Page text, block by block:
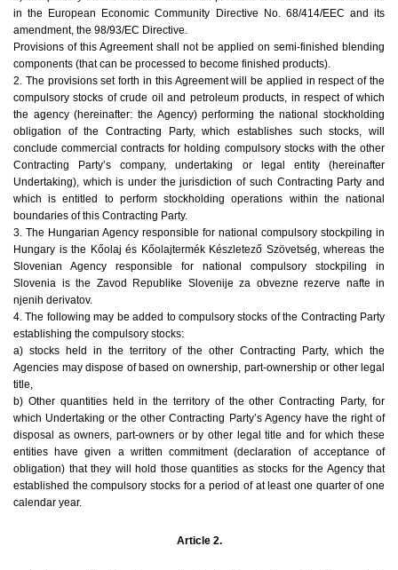
in the European Economic Community Directive No. 68/414/EEC and its
amendment, the 98/93/EC Directive.
Provisions of this Agreement shall not be applied on semi-finished blending
components (that can be processed to become finished products).
2. The provisions set forth in this Agreement will be applied in respect of the
compulsory stocks of crude oil and petroleum products, in respect of which
the agency (hereinafter: the Agency) performing the national stockholding
obligation of the Contracting Party, which establishes such stocks, will
conclude commercial contracts for holding compulsory stocks with the other
Contracting Party’s company, undertaking or legal entity (hereinafter
Undertaking), which is under the jurisdiction of such Contracting Party and
which is entitled to perform stockholding operations within the national
boundaries of this Contracting Party.
3. The Hungarian Agency responsible for national compulsory stockpiling in
Hungary is the Kőolaj és Kőolajtermék Készletező Szövetség, whereas the
Slovenian Agency responsible for national compulsory stockpiling in
Slovenia is the Zavod Republike Slovenije za obvezne rezerve nafte in
njenih derivatov.
4. The following may be added to compulsory stocks of the Contracting Party
establishing the compulsory stocks:
a) stocks held in the territory of the other Contracting Party, which the
Agencies may dispose of based on ownership, part-ownership or other legal
title,
b) Other quantities held in the territory of the other Contracting Party, for
which Undertaking or the other Contracting Party’s Agency have the right of
disposal as owners, part-owners or by other legal title and for which these
entities have given a written commitment (declaration of acceptance of
obligation) that they will hold those quantities as stocks for the Agency that
established the compulsory stocks for a period of at least one quarter of one
calendar year.
Article 2.